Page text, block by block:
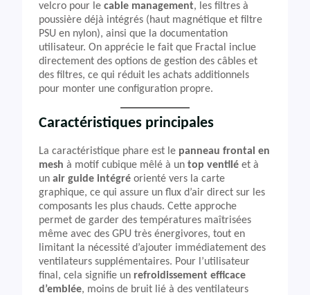
velcro pour le cable management, les filtres à
poussière déjà intégrés (haut magnétique et filtre
PSU en nylon), ainsi que la documentation
utilisateur. On apprécie le fait que Fractal inclue
directement des options de gestion des câbles et
des filtres, ce qui réduit les achats additionnels
pour monter une configuration propre.
Caractéristiques principales
La caractéristique phare est le panneau frontal en
mesh à motif cubique mêlé à un top ventilé et à
un air guide intégré orienté vers la carte
graphique, ce qui assure un flux d’air direct sur les
composants les plus chauds. Cette approche
permet de garder des températures maîtrisées
même avec des GPU très énergivores, tout en
limitant la nécessité d’ajouter immédiatement des
ventilateurs supplémentaires. Pour l’utilisateur
final, cela signifie un refroidissement efficace
d’emblée, moins de bruit lié à des ventilateurs